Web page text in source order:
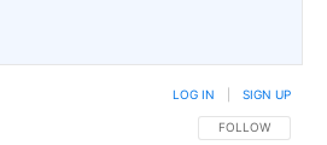
FOLLOW THIS
FOLLOW
LOG IN SIGN UP